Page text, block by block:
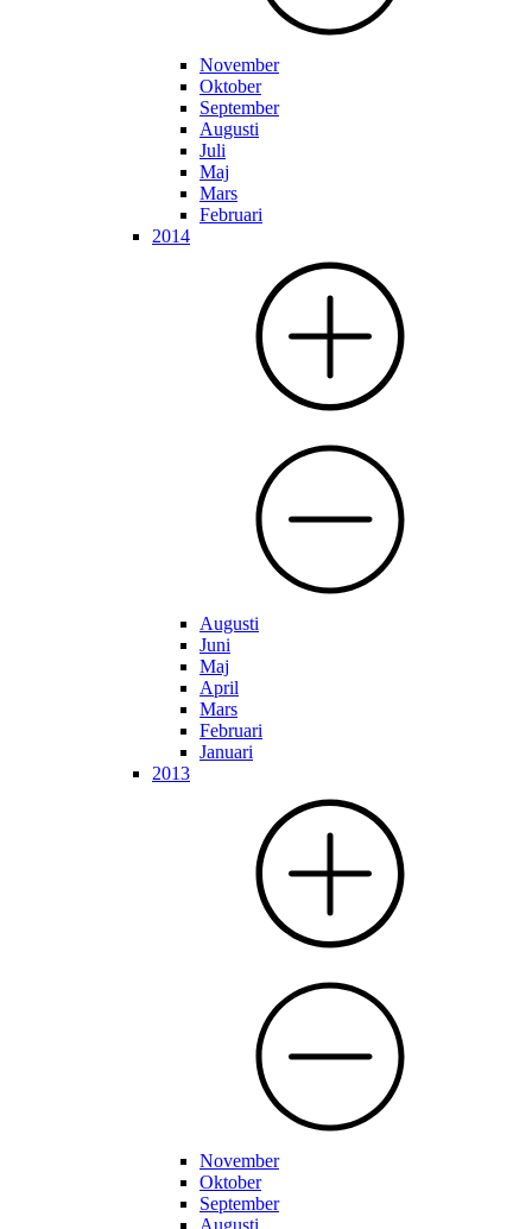
November
Oktober
September
Augusti
Juli
Maj
Mars
Februari
2014
Augusti
Juni
Maj
April
Mars
Februari
Januari
2013
November
Oktober
September
Augusti